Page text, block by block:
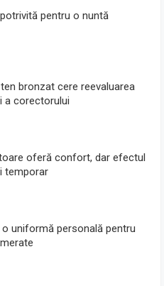
pentru o nuntă
bronzat cere reevaluarea
a corectorului
oferă confort, dar efectul
temporar
uniformă personală pentru